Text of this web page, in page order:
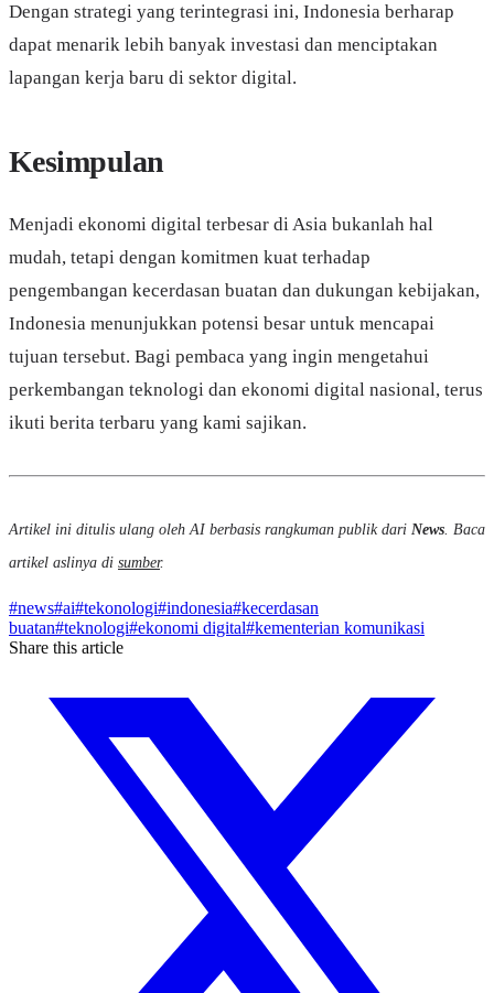
Dengan strategi yang terintegrasi ini, Indonesia berharap
dapat menarik lebih banyak investasi dan menciptakan
lapangan kerja baru di sektor digital.
Kesimpulan
Menjadi ekonomi digital terbesar di Asia bukanlah hal
mudah, tetapi dengan komitmen kuat terhadap
pengembangan kecerdasan buatan dan dukungan kebijakan,
Indonesia menunjukkan potensi besar untuk mencapai
tujuan tersebut. Bagi pembaca yang ingin mengetahui
perkembangan teknologi dan ekonomi digital nasional, terus
ikuti berita terbaru yang kami sajikan.
Artikel ini ditulis ulang oleh AI berbasis rangkuman publik dari News. Baca
artikel aslinya di sumber.
#news#ai#tekonologi#indonesia#kecerdasan
buatan#teknologi#ekonomi digital#kementerian komunikasi
Share this article